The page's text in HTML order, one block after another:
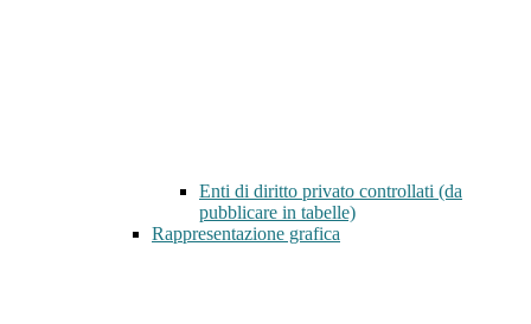
Enti di diritto privato controllati (da
pubblicare in tabelle)
Rappresentazione grafica